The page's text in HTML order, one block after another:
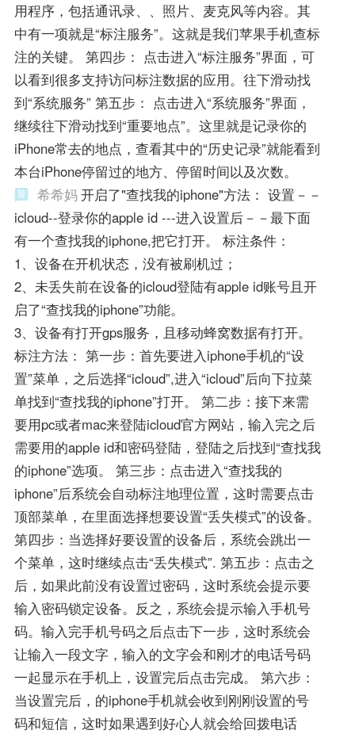
用程序，包括通讯录、、照片、麦克风等内容。其
中有一项就是“标注服务”。这就是我们苹果手机查标
注的关键。 第四步： 点击进入“标注服务”界面，可
以看到很多支持访问标注数据的应用。往下滑动找
到“系统服务” 第五步： 点击进入“系统服务”界面，
继续往下滑动找到“重要地点”。这里就是记录你的
iPhone常去的地点，查看其中的“历史记录”就能看到
本台iPhone停留过的地方、停留时间以及次数。
希希妈开启了"查找我的iphone"方法： 设置－－
icloud--登录你的apple id ---进入设置后－－最下面
有一个查找我的iphone,把它打开。 标注条件：
1、设备在开机状态，没有被刷机过；
2、未丢失前在设备的icloud登陆有apple id账号且开
启了“查找我的iphone”功能。
3、设备有打开gps服务，且移动蜂窝数据有打开。
标注方法： 第一步：首先要进入iphone手机的“设
置”菜单，之后选择“icloud”,进入“icloud”后向下拉菜
单找到“查找我的iphone”打开。 第二步：接下来需
要用pc或者mac来登陆icloud官方网站，输入完之后
需要用的apple id和密码登陆，登陆之后找到“查找我
的iphone”选项。 第三步：点击进入“查找我的
iphone”后系统会自动标注地理位置，这时需要点击
顶部菜单，在里面选择想要设置“丢失模式”的设备。
第四步：当选择好要设置的设备后，系统会跳出一
个菜单，这时继续点击“丢失模式”. 第五步：点击之
后，如果此前没有设置过密码，这时系统会提示要
输入密码锁定设备。反之，系统会提示输入手机号
码。输入完手机号码之后点击下一步，这时系统会
让输入一段文字，输入的文字会和刚才的电话号码
一起显示在手机上，设置完后点击完成。 第六步：
当设置完后，的iphone手机就会收到刚刚设置的号
码和短信，这时如果遇到好心人就会给回拨电话